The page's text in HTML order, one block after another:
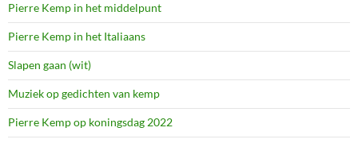
Pierre Kemp in het middelpunt
Pierre Kemp in het Italiaans
Slapen gaan (wit)
Muziek op gedichten van kemp
Pierre Kemp op koningsdag 2022